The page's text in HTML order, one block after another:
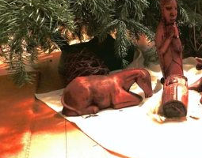
し
て
コ
ン
ン
ツ
に